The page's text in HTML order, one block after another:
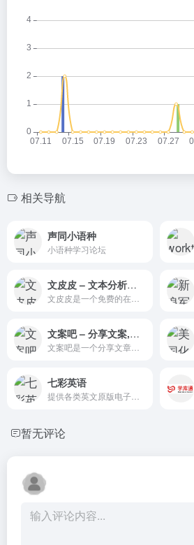
相关导航
声同小语种
小语种学习论坛
文皮皮 – 文本分析字数字频词频统计 – 自动文章摘要 – 字符图(词云)
文案吧 – 分享文案,朋友圈说说,签名,句子,祝福语,经典语录文章素材的网站
七彩英语
暂无评论